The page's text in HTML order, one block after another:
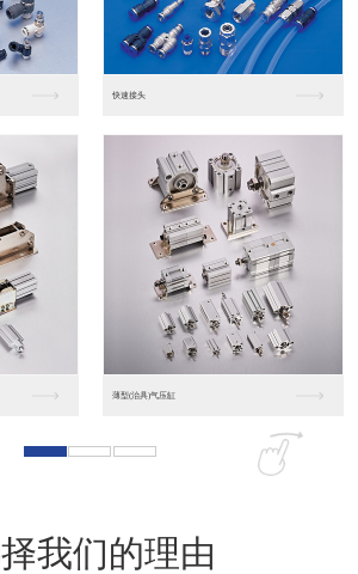
松下人机界面GT07
数字光钎传感器FX-...
我们的理由